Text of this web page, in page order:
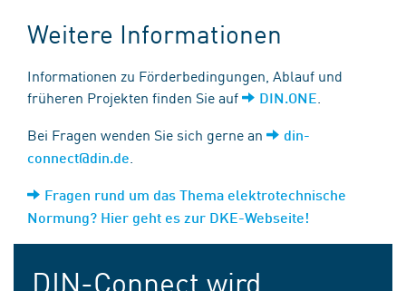
Weitere Informationen
Informationen zu Förderbedingungen, Ablauf und
früheren Projekten finden Sie auf
DIN.ONE
Bei Fragen wenden Sie sich gerne an
din-
connect@din.de
Fragen rund um das Thema elektrotechnische
Normung? Hier geht es zur DKE-Webseite!
DIN-Connect wird